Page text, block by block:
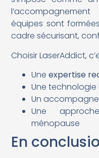
équipes sont
cadre sécurisant,
Choisir LaserAddict,
Uneexpertise
Une
Un
Une
ménopause
En